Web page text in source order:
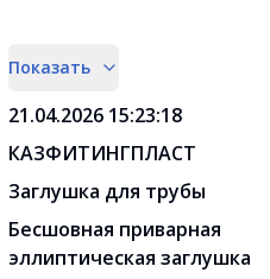
Показать
21.04.2026 15:23:18
КАЗФИТИНГПЛАСТ
Заглушка для трубы
Бесшовная приварная
эллиптическая заглушка